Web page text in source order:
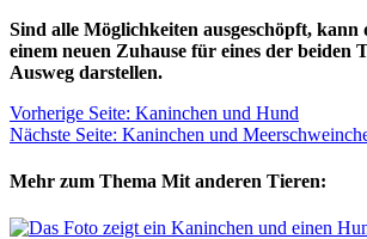
Sind alle Möglichkeiten ausgeschöpft, kann
einem neuen Zuhause für eines der beiden
Ausweg darstellen.
Vorherige Seite: Kaninchen und Hund
Nächste Seite: Kaninchen und
Mehr zum Thema Mit anderen Tieren: